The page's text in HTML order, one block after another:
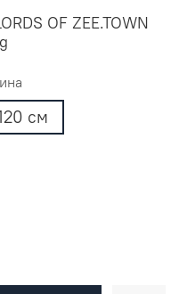
OF ZEE.TOWN
см